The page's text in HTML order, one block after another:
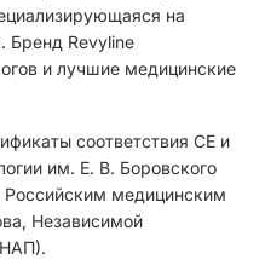
на
Бренд Revyline
и лучшие медицинские
соответствия CЕ и
им. Е. В. Боровского
медицинским
Независимой